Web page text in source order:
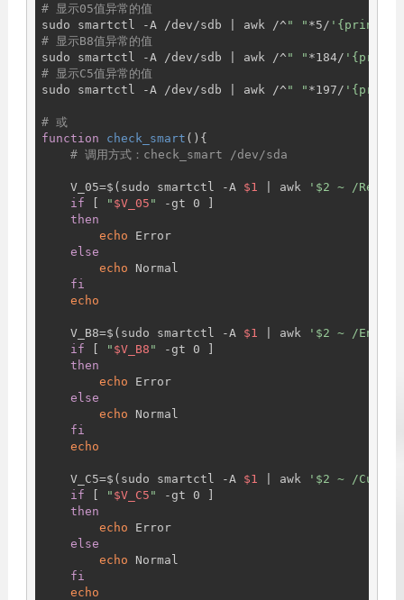
# 显示05值异常的值
sudo smartctl -A /dev/sdb | awk /^ " " *5/ '{print
# 显示B8值异常的值
sudo smartctl -A /dev/sdb | awk /^ " " *184/ '{print
# 显示C5值异常的值
sudo smartctl -A /dev/sdb | awk /^ " " *197/ '{print
# 或
function
check_smart (){
# 调用方式：check_smart /dev/sda
    V_05=$(sudo smartctl -A
$1 | awk
'$2 ~ /
if
" $V_05 "
-gt 0 ]
then
echo Error
else
echo Normal
fi
echo
    V_B8=$(sudo smartctl -A
$1 | awk
'$2 ~ /End-
if
" $V_B8 "
-gt 0 ]
then
echo Error
else
echo Normal
fi
echo
    V_C5=$(sudo smartctl -A
$1 | awk
'$2 ~ /
if
" $V_C5 "
-gt 0 ]
then
echo Error
else
echo Normal
fi
echo